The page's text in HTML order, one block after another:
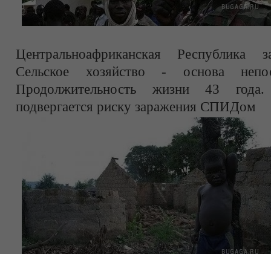
Центральноафриканская
Сельское хозяйство - основа
Продолжительность жизни 43
подвергается риску заражения СПИДом